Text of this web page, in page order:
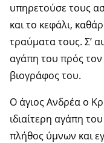
υπηρετούσε τους
και το κεφάλι,
τραύματα τους. Σ’
αγάπη του πρός τον
βιογράφος του.
Ο άγιος Ανδρέα ο
ιδιαίτερη αγάπη
πλήθος ύμνων και